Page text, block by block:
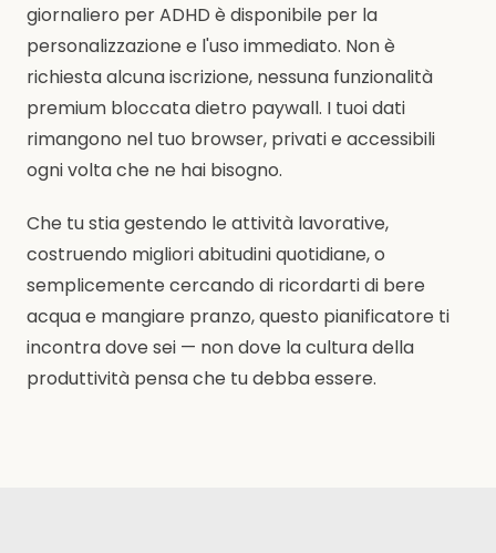
giornaliero per ADHD è disponibile per la
personalizzazione e l'uso immediato. Non è
richiesta alcuna iscrizione, nessuna funzionalità
premium bloccata dietro paywall. I tuoi dati
rimangono nel tuo browser, privati e accessibili
ogni volta che ne hai bisogno.
Che tu stia gestendo le attività lavorative,
costruendo migliori abitudini quotidiane, o
semplicemente cercando di ricordarti di bere
acqua e mangiare pranzo, questo pianificatore ti
incontra dove sei — non dove la cultura della
produttività pensa che tu debba essere.